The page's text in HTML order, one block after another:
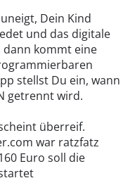
Dein Kind
und das digitale
kommt eine
stellst Du ein, wann
getrennt wird.
überreif.
war ratzfatz
Euro soll die